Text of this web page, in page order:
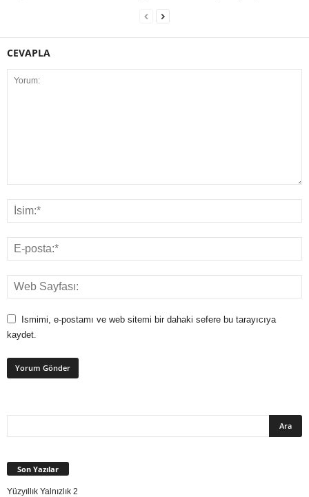
CEVAPLA
Ismimi, e-postamı ve web sitemi bir dahaki sefere bu tarayıcıya
kaydet.
Son Yazılar
Yüzyıllık Yalnızlık 2